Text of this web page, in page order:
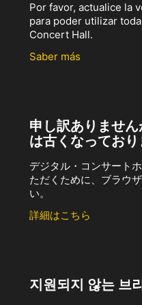
Por favor, actualice la
para poder utilizar
Concert Hall.
Saber más
申し訳ありませ
は古くなっており
デジタル・コンサート
ただくために、ブラウ
い。
詳細はこちら
지원되지 않는 브